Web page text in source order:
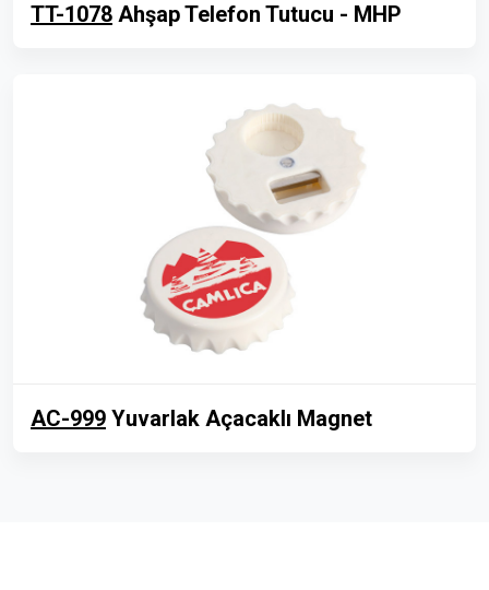
TT-1078 Ahşap Telefon Tutucu - MHP
AC-999 Yuvarlak Açacaklı Magnet